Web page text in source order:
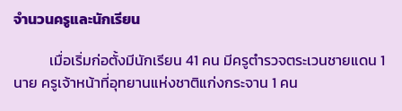
จำนวนครูและนักเรียน
เมื่อเริ่มก่อตั้งมีนักเรียน 41 คน มีครูตำรวจตระเวนชายแดน 1
นาย ครูเจ้าหน้าที่อุทยานแห่งชาติแก่งกระจาน 1 คน